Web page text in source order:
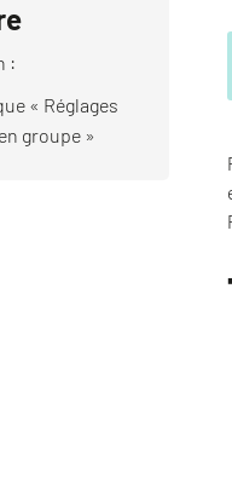
:
« Réglages
groupe »